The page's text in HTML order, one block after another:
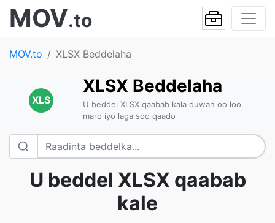
MOV.to
MOV.to XLSX Beddelaha
XLS
XLSX Beddelaha
U beddel XLSX qaabab kala duwan oo loo
maro iyo laga soo qaado
U beddel XLSX qaabab
kale